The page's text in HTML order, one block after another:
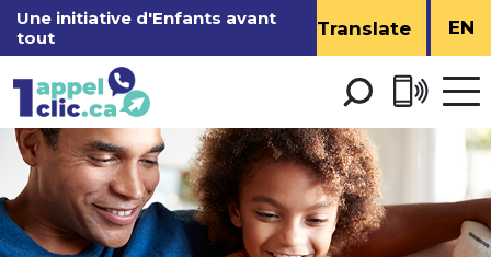
Sauter
au
Une initiative d'Enfants avant
tout
EN
Open
menu